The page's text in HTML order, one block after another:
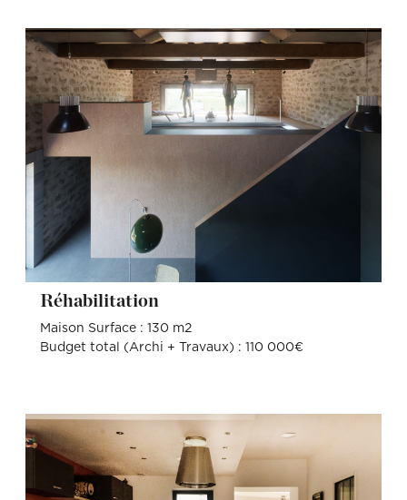
Réhabilitation
Maison Surface : 130 m2
Budget total (Archi + Travaux) : 110 000€